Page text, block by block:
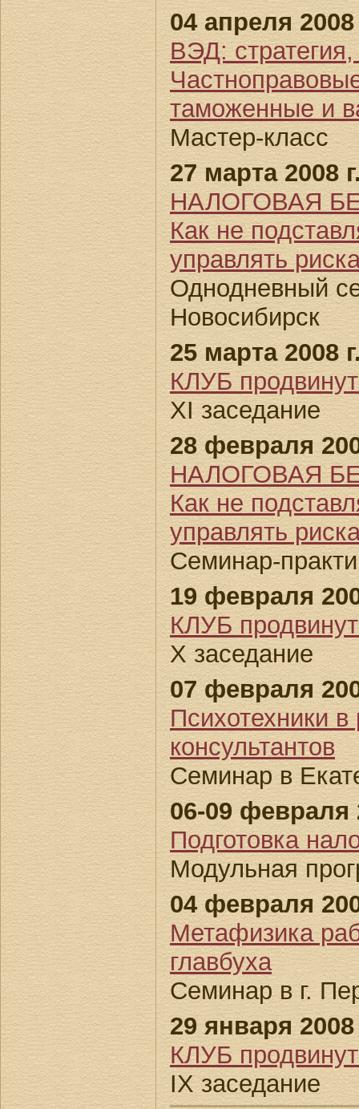
04 апреля 2008
ВЭД: стратегия,
таможенные и
Мастер-класс
27 марта 2008
НАЛОГОВАЯ
Как не
управлять
Однодневный
Новосибирск
25 марта 2008
КЛУБ
XI заседание
28 февраля
НАЛОГОВАЯ
Как не
управлять
Семинар-
19 февраля
КЛУБ
Х заседание
07 февраля
Психотехники
консультантов
Семинар в
06-09 февраля
Подготовка
Модульная
04 февраля
Метафизика
главбуха
Семинар в г.
29 января 2008
КЛУБ
IX заседание